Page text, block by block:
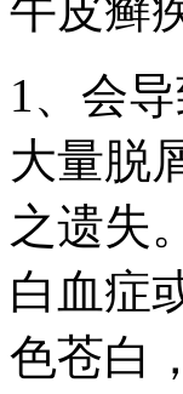
1、会
大量脱
之遗失
白血症
色苍白